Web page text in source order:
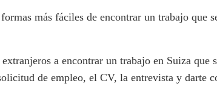
más fáciles de encontrar un trabajo que
a encontrar un trabajo en Suiza que
de empleo, el CV, la entrevista y darte